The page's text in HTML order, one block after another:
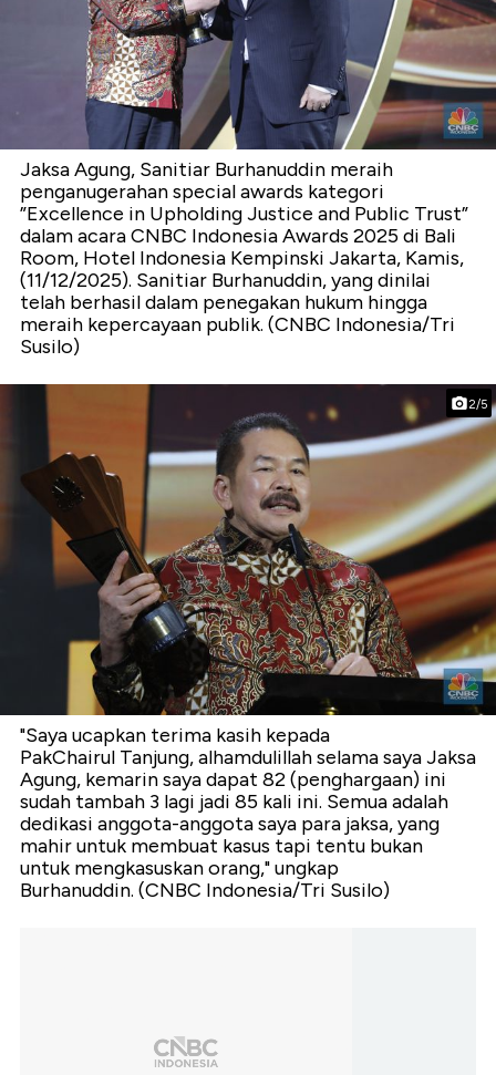
Jaksa Agung, Sanitiar Burhanuddin meraih
penganugerahan special awards kategori
”Excellence in Upholding Justice and Public Trust”
dalam acara CNBC Indonesia Awards 2025 di Bali
Room, Hotel Indonesia Kempinski Jakarta, Kamis,
(11/12/2025). Sanitiar Burhanuddin, yang dinilai
telah berhasil dalam penegakan hukum hingga
meraih kepercayaan publik. (CNBC Indonesia/Tri
Susilo)
2/5
"Saya ucapkan terima kasih kepada
PakChairul Tanjung, alhamdulillah selama saya Jaksa
Agung, kemarin saya dapat 82 (penghargaan) ini
sudah tambah 3 lagi jadi 85 kali ini. Semua adalah
dedikasi anggota-anggota saya para jaksa, yang
mahir untuk membuat kasus tapi tentu bukan
untuk mengkasuskan orang," ungkap
Burhanuddin. (CNBC Indonesia/Tri Susilo)